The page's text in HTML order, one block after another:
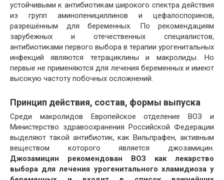
устойчивыми к антибиотикам широкого спектра действия
из групп аминопенициллинов и цефалоспоринов,
разрешённым для беременных. По рекомендациям
зарубежных и отечественных специалистов,
антибиотиками первого выбора в терапии урогенитальных
инфекций являются тетрациклины и макролиды. Но
первые не применяются для лечения беременных и имеют
высокую частоту побочных осложнений.
Принцип действия, состав, формы выпуска
Среди макролидов Европейское отделение ВОЗ и
Министерство здравоохранения Российской Федерации
выделяют такой антибиотик, как Вильпрафен, активным
веществом которого является джозамицин.
Джозамицин рекомендован ВОЗ как лекарство
выбора для лечения урогенитального хламидиоза у